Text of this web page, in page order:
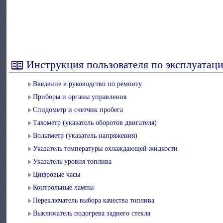
Инструкция пользователя по
Введение в руководство по ремонту
Приборы и органы управления
Спидометр и счетчик пробега
Тахометр (указатель оборотов двигателя)
Вольтметр (указатель напряжения)
Указатель температуры охлаждающей жидкости
Указатель уровня топлива
Цифровые часы
Контрольные лампы
Переключатель выбора качества топлива
Выключатель подогрева заднего стекла